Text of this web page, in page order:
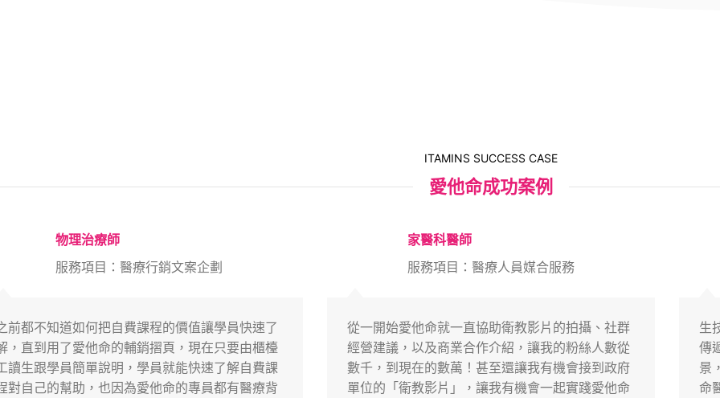
ITAMINS SUCCESS CASE
愛他命成功案例
物理治療師
服務項目：醫療行銷文案企劃
前都不知道如何把自費課程的價值讓學員快速了
，直到用了愛他命的輔銷摺頁，現在只要由櫃檯
讀生跟學員簡單說明，學員就能快速了解自費課
對自己的幫助，也因為愛他命的專員都有醫療背
家醫科醫師
服務項目：醫療人員媒合服務
從一開始愛他命就一直協助衛教影片的拍攝、社群
經營建議，以及商業合作介紹，讓我的粉絲人數從
數千，到現在的數萬！甚至還讓我有機會接到政府
單位的「衛教影片」，讓我有機會一起實踐愛他命
生
傳
景
命